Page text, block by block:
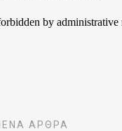
ΆΡΘΡΑ